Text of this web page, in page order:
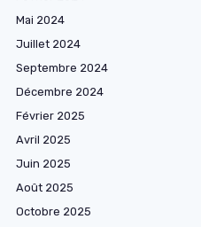
Mai 2024
Juillet 2024
Septembre 2024
Décembre 2024
Février 2025
Avril 2025
Juin 2025
Août 2025
Octobre 2025